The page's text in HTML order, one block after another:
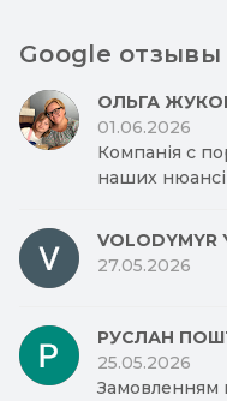
Google отзывы
ОЛЬГА
01.06.2026
Компанія с
наших
VOLODYMYR
27.05.2026
РУСЛАН
25.05.2026
Замовленням